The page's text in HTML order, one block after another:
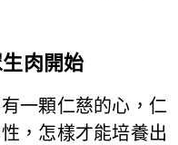
肉開始
一顆仁慈的心，仁
，怎樣才能培養出